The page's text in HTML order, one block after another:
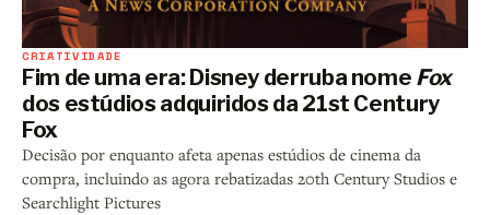
CRIATIVIDADE
Fim de uma era: Disney derruba nome Fox
dos estúdios adquiridos da 21st Century
Fox
Decisão por enquanto afeta apenas estúdios de cinema da
compra, incluindo as agora rebatizadas 20th Century Studios e
Searchlight Pictures